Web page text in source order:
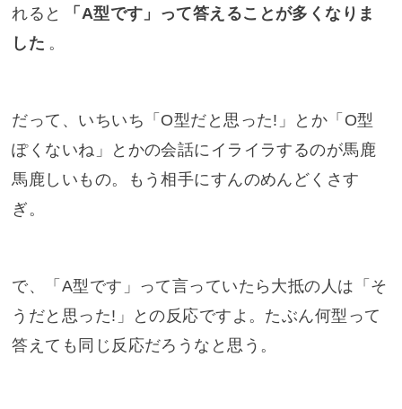
れると
「A型です」って答えることが多くなりま
した 。
だって、いちいち「O型だと思った!」とか「O型
ぽくないね」とかの会話にイライラするのが馬鹿
馬鹿しいもの。もう相手にすんのめんどくさす
ぎ。
で、「A型です」って言っていたら大抵の人は「そ
うだと思った!」との反応ですよ。たぶん何型って
答えても同じ反応だろうなと思う。